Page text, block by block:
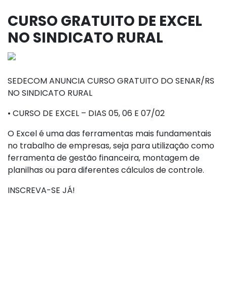
CURSO GRATUITO DE EXCEL
NO SINDICATO RURAL
SEDECOM ANUNCIA CURSO GRATUITO DO SENAR/RS
NO SINDICATO RURAL
• CURSO DE EXCEL – DIAS 05, 06 E 07/02
O Excel é uma das ferramentas mais fundamentais
no trabalho de empresas, seja para utilização como
ferramenta de gestão financeira, montagem de
planilhas ou para diferentes cálculos de controle.
INSCREVA-SE JÁ!